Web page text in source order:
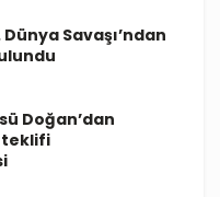
Savaşı’ndan
Doğan’dan
teklifi